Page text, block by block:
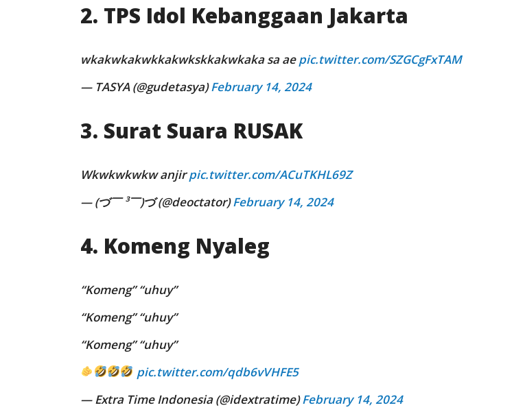
2. TPS Idol Kebanggaan Jakarta
wkakwkakwkkakwkskkakwkaka sa aepic.twitter.com/SZGCgFxTAM
— TASYA (@gudetasya)February 14, 2024
3. Surat Suara RUSAK
Wkwkwkwkw anjirpic.twitter.com/ACuTKHL69Z
— (づ￣ ³￣)づ (@deoctator)February 14, 2024
4. Komeng Nyaleg
“Komeng” “uhuy”
“Komeng” “uhuy”
“Komeng” “uhuy”
pic.twitter.com/qdb6vVHFE5
— Extra Time Indonesia (@idextratime)February 14, 2024